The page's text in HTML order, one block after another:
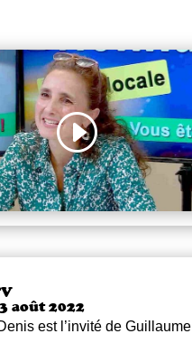
août 2022
est l’invité de Guillaume